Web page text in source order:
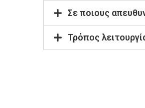
Σε ποιους
Τρόπος